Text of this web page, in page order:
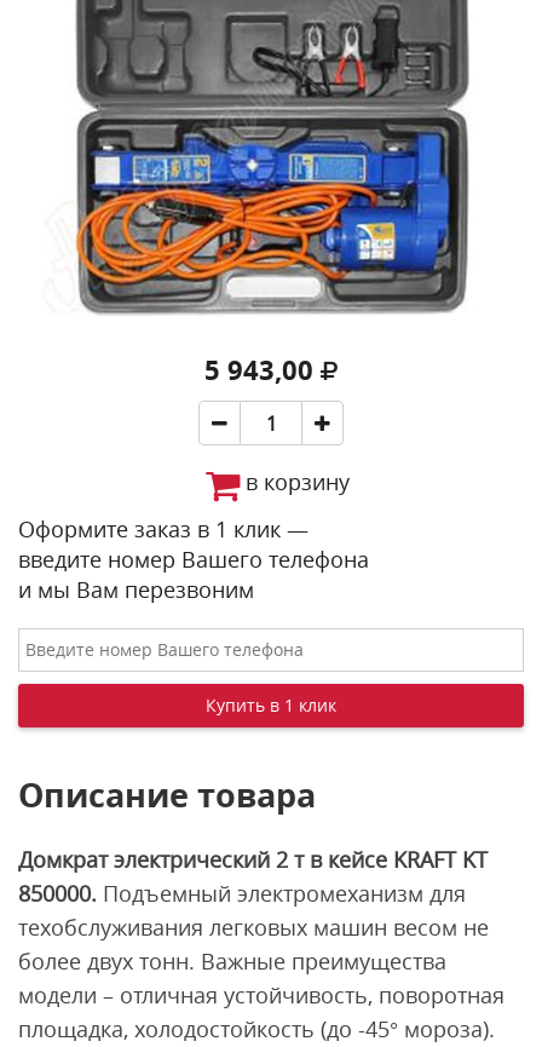
5 943,00
в корзину
Оформите заказ в 1 клик —
введите номер Вашего телефона
и мы Вам перезвоним
Описание товара
Домкрат электрический 2 т в кейсе KRAFT KT
850000. Подъемный электромеханизм для
техобслуживания легковых машин весом не
более двух тонн. Важные преимущества
модели – отличная устойчивость, поворотная
площадка, холодостойкость (до -45° мороза).